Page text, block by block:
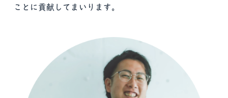
ことに貢献してまいります。